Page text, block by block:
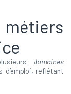
domaines
d’emploi, reflétant